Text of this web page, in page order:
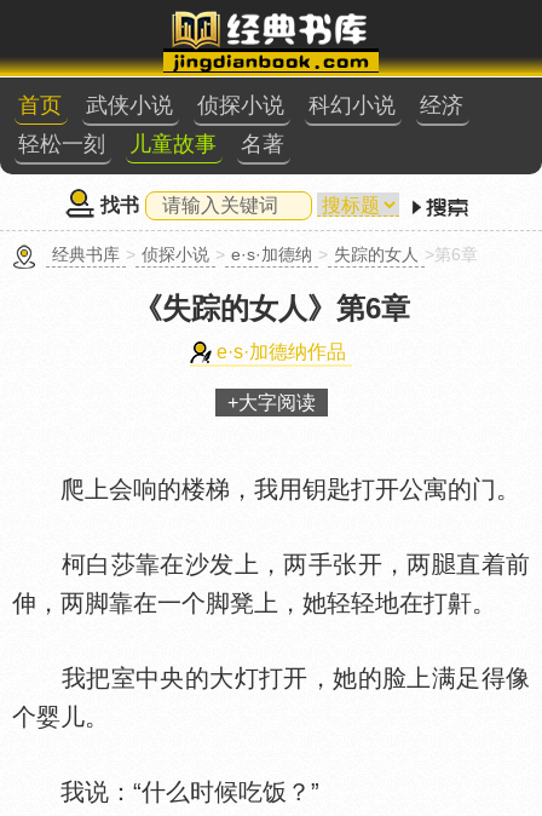
首页 武侠小说 侦探小说 科幻小说
经济
轻松一刻
儿童故事 名著
找书
经典书库 > 侦探小说 > e·s·加德纳 > 失踪的女人 >第6章
《失踪的女人》 第6章
e·s·加德纳作品
+大字阅读
爬上会响的楼梯，我用钥匙打开公寓的门。
柯白莎靠在沙发上，两手张开，两
直着前
伸，两脚靠在一个脚凳上，她轻轻地在打鼾。
我把室中央的大灯打开，她的脸上满足得像
个婴儿。
我说：“什么时候吃饭？”